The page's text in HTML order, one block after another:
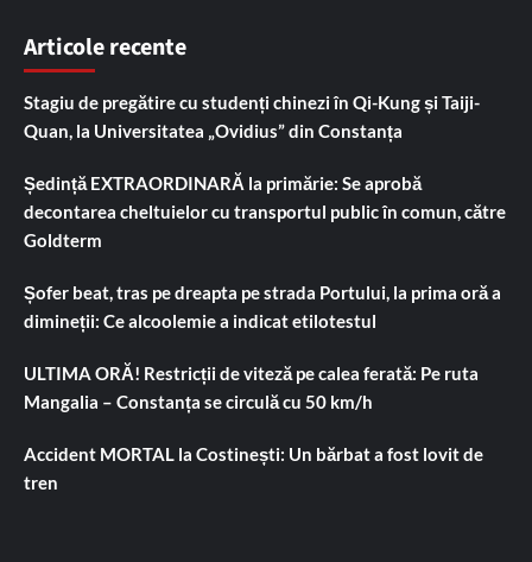
Articole recente
Stagiu de pregătire cu studenți chinezi în Qi-Kung și Taiji-
Quan, la Universitatea „Ovidius” din Constanța
Ședință EXTRAORDINARĂ la primărie: Se aprobă
decontarea cheltuielor cu transportul public în comun, către
Goldterm
Șofer beat, tras pe dreapta pe strada Portului, la prima oră a
dimineții: Ce alcoolemie a indicat etilotestul
ULTIMA ORĂ! Restricții de viteză pe calea ferată: Pe ruta
Mangalia – Constanța se circulă cu 50 km/h
Accident MORTAL la Costinești: Un bărbat a fost lovit de
tren